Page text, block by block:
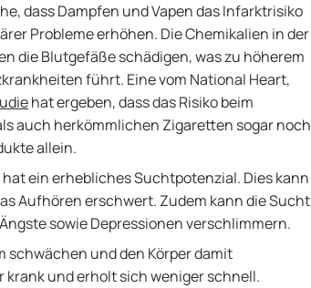
dass Dampfen und Vapen das Infarktrisiko
Probleme erhöhen. Die Chemikalien in der
die Blutgefäße schädigen, was zu höherem
führt. Eine vom National Heart,
hat ergeben, dass das Risiko beim
auch herkömmlichen Zigaretten sogar noch
allein.
ein erhebliches Suchtpotenzial. Dies kann
Aufhören erschwert. Zudem kann die Sucht
sowie Depressionen verschlimmern.
schwächen und den Körper damit
krank und erholt sich weniger schnell.